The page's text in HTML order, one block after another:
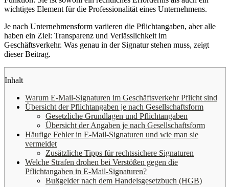
wichtiges Element für die Professionalität eines Unternehmens.
Je nach Unternehmensform variieren die Pflichtangaben, aber alle
haben ein Ziel: Transparenz und Verlässlichkeit im
Geschäftsverkehr. Was genau in der Signatur stehen muss, zeigt
dieser Beitrag.
Inhalt
Warum E-Mail-Signaturen im Geschäftsverkehr Pflicht sind
Übersicht der Pflichtangaben je nach Gesellschaftsform
Gesetzliche Grundlagen und Pflichtangaben
Übersicht der Angaben je nach Gesellschaftsform
Häufige Fehler in E-Mail-Signaturen und wie man sie
vermeidet
Zusätzliche Tipps für rechtssichere Signaturen
Welche Strafen drohen bei Verstößen gegen die
Pflichtangaben in E-Mail-Signaturen?
Bußgelder nach dem Handelsgesetzbuch (HGB)